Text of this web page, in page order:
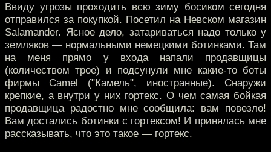
Ввиду угрозы проходить всю зиму босиком сегодня
отправился за покупкой. Посетил на Невском магазин
Salamander. Ясное дело, затариваться надо только у
земляков — нормальными немецкими ботинками. Там
на меня прямо у входа напали продавщицы
(количеством трое) и подсунули мне какие-то боты
фирмы Camel ("Камель", иностранные). Снаружи
крепкие, а внутри у них гортекс. О чем самая бойкая
продавщица радостно мне сообщила: вам повезло!
Вам достались ботинки с гортексом! И принялась мне
рассказывать, что это такое — гортекс.